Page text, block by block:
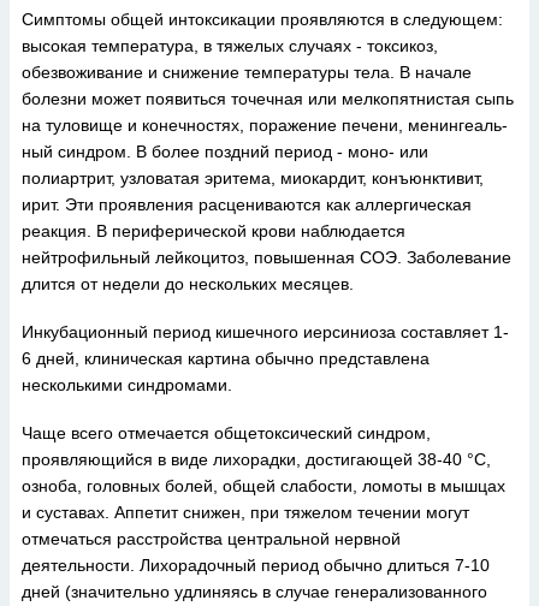
Симптомы общей интоксикации проявляются в следующем:
высокая температура, в тяжелых случаях - токсикоз,
обезвоживание и снижение температуры тела. В начале
болезни может появиться точечная или мелкопятнистая сыпь
на туловище и конечностях, поражение печени, менингеаль-
ный синдром. В более поздний период - моно- или
полиартрит, узловатая эритема, миокардит, конъюнктивит,
ирит. Эти проявления расцениваются как аллергическая
реакция. В периферической крови наблюдается
нейтрофильный лейкоцитоз, повышенная СОЭ. Заболевание
длится от недели до нескольких месяцев.
Инкубационный период кишечного иерсиниоза составляет 1-
6 дней, клиническая картина обычно представлена
несколькими синдромами.
Чаще всего отмечается общетоксический синдром,
проявляющийся в виде лихорадки, достигающей 38-40 °С,
озноба, головных болей, общей слабости, ломоты в мышцах
и суставах. Аппетит снижен, при тяжелом течении могут
отмечаться расстройства центральной нервной
деятельности. Лихорадочный период обычно длиться 7-10
дней (значительно удлиняясь в случае генерализованного